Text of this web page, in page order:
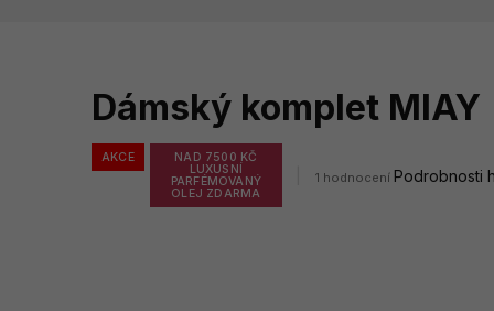
Dámský komplet MIAY
AKCE
NAD 7500 KČ
LUXUSNÍ
PARFÉMOVANÝ
OLEJ ZDARMA
Průměrné
1 hodnocení Podrobnosti